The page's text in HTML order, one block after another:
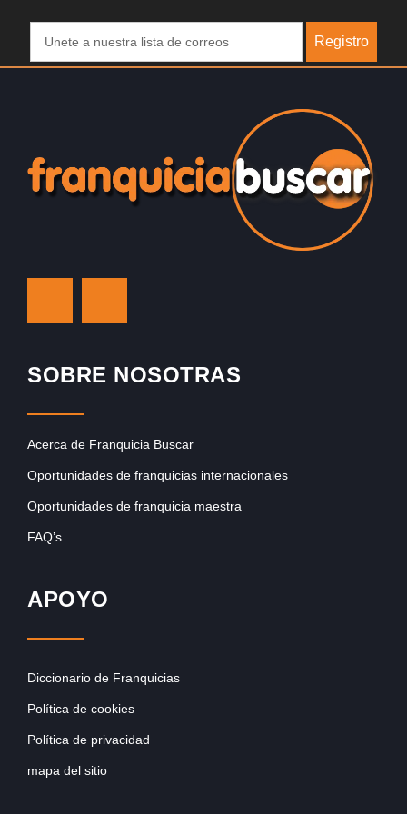
Registro
SOBRE NOSOTRAS
Acerca de Franquicia Buscar
Oportunidades de franquicias internacionales
Oportunidades de franquicia maestra
FAQ’s
APOYO
Diccionario de Franquicias
Política de cookies
Política de privacidad
mapa del sitio